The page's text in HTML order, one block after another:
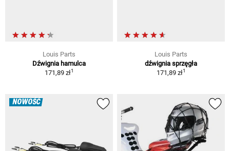
Louis Parts
Dźwignia hamulca
171,89 zł1
Louis Parts
dźwignia sprzęgła
171,89 zł1
NOWOŚĆ